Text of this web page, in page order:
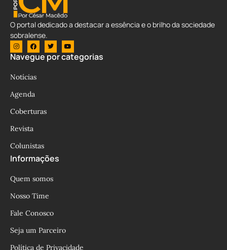
O portal dedicado a destacar a essência e o brilho da sociedade
sobralense.
Navegue por categorias
Notícias
Agenda
Coberturas
Revista
Colunistas
Informações
Quem somos
Nosso Time
Fale Conosco
Seja um Parceiro
Política de Privacidade